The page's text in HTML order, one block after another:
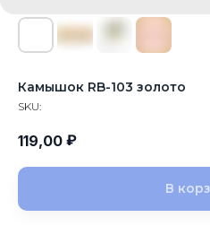
Камышок RB-103 золото
SKU:
119,00 ₽
В